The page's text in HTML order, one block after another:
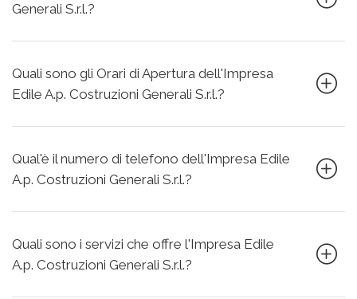
Generali S.r.l.?
Quali sono gli Orari di Apertura dell'Impresa
Edile A.p. Costruzioni Generali S.r.l.?
Qual'è il numero di telefono dell'Impresa Edile
A.p. Costruzioni Generali S.r.l.?
Quali sono i servizi che offre l'Impresa Edile
A.p. Costruzioni Generali S.r.l.?